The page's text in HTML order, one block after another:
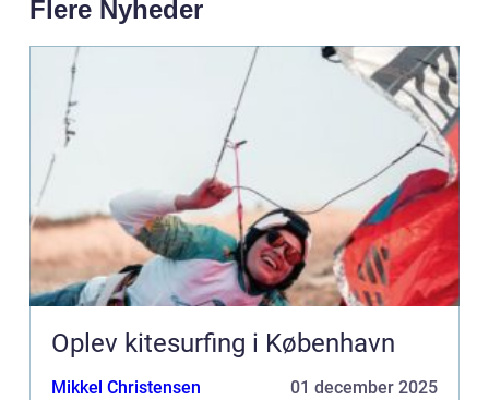
Flere Nyheder
Oplev kitesurfing i København
Mikkel Christensen 01 december 2025